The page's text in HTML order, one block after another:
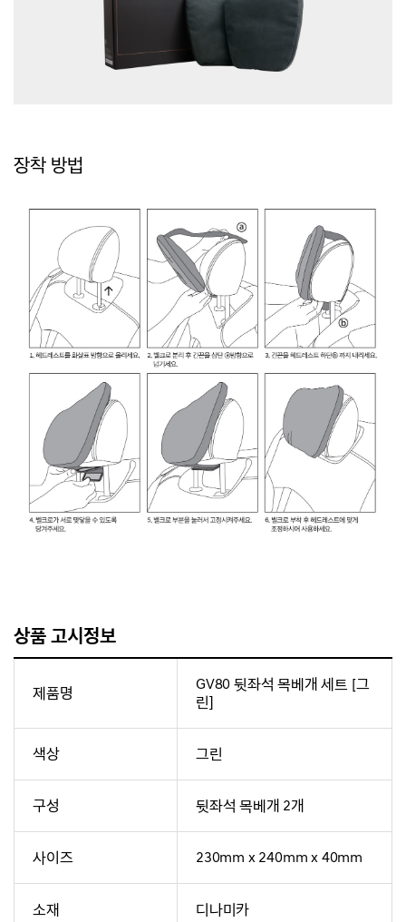
장착 방법
상품 고시정보
제품명
GV80 뒷좌석 목베개 세트 [그
린]
색상 그린
구성 뒷좌석 목베개 2개
사이즈 230mm x 240mm x 40mm
소재 디나미카